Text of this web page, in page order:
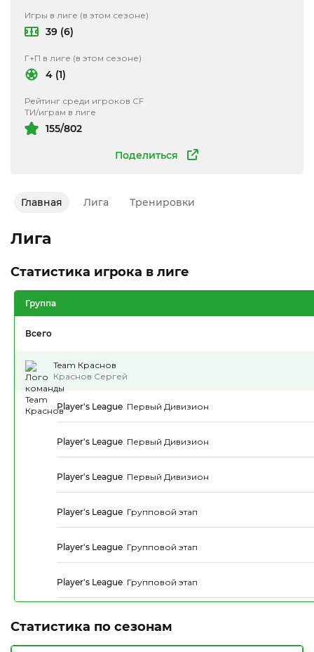
Поделиться
Игры в лиге (в этом сезоне)
39 (6)
Г+П в лиге (в этом сезоне)
4 (1)
Рейтинг среди игроков CF
ТИ/играм в лиге
155/802
Главная Лига Тренировки
Лига
Статистика игрока в лиге
Группа
Всего
Team Краснов
Краснов Сергей
Player's League. Первый Дивизион
Player's League. Первый Дивизион
Player's League. Первый Дивизион
Player's League. Групповой этап
Player's League. Групповой этап
Player's League. Групповой этап
Статистика по сезонам